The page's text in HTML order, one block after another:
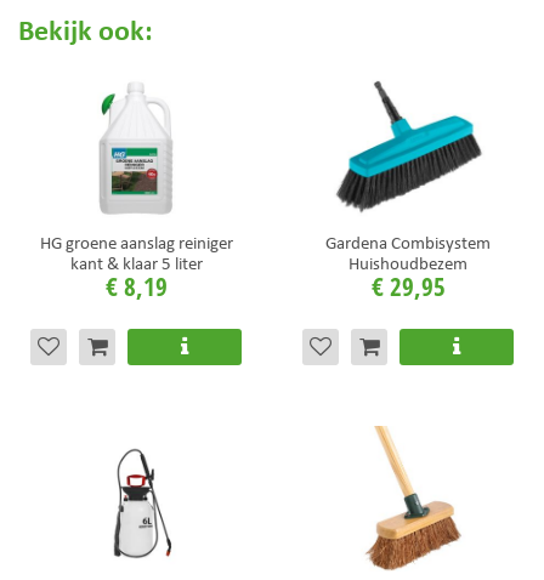
Bekijk ook:
HG groene aanslag reiniger
kant & klaar 5 liter
€8,19
Gardena Combisystem
Huishoudbezem
€29,95